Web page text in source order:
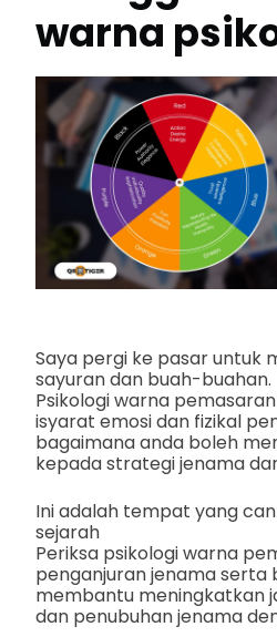
warna
Saya pergi ke pasar untuk
sayuran dan buah-buahan.
Psikologi warna
isyarat emosi dan fizikal
bagaimana anda boleh
kepada strategi jenama
Ini adalah tempat yang
sejarah
Periksa psikologi warna
penganjuran jenama serta
membantu meningkatkan
dan penubuhan jenama